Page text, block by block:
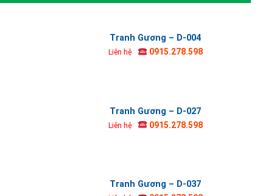
Tranh Gương – D-004
Liên hệ 0915.278.598
Tranh Gương – D-027
Liên hệ 0915.278.598
Tranh Gương – D-037